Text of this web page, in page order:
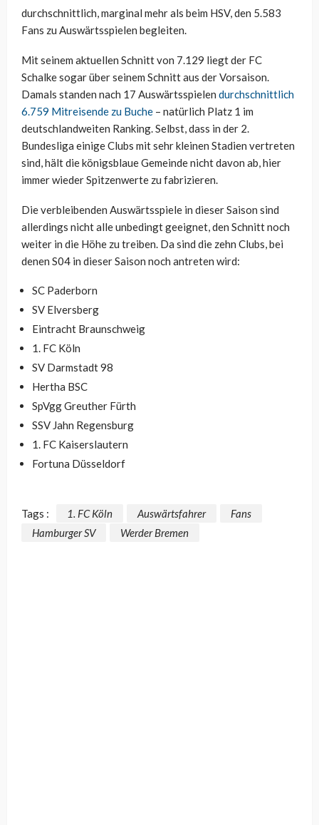
durchschnittlich, marginal mehr als beim HSV, den 5.583
Fans zu Auswärtsspielen begleiten.
Mit seinem aktuellen Schnitt von 7.129 liegt der FC
Schalke sogar über seinem Schnitt aus der Vorsaison.
Damals standen nach 17 Auswärtsspielen durchschnittlich
6.759 Mitreisende zu Buche – natürlich Platz 1 im
deutschlandweiten Ranking. Selbst, dass in der 2.
Bundesliga einige Clubs mit sehr kleinen Stadien vertreten
sind, hält die königsblaue Gemeinde nicht davon ab, hier
immer wieder Spitzenwerte zu fabrizieren.
Die verbleibenden Auswärtsspiele in dieser Saison sind
allerdings nicht alle unbedingt geeignet, den Schnitt noch
weiter in die Höhe zu treiben. Da sind die zehn Clubs, bei
denen S04 in dieser Saison noch antreten wird:
SC Paderborn
SV Elversberg
Eintracht Braunschweig
1. FC Köln
SV Darmstadt 98
Hertha BSC
SpVgg Greuther Fürth
SSV Jahn Regensburg
1. FC Kaiserslautern
Fortuna Düsseldorf
Tags : 1. FC Köln Auswärtsfahrer
Fans
Hamburger SV
Werder Bremen